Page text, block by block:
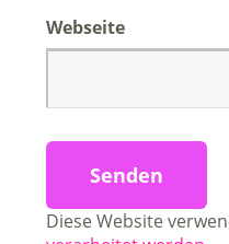
Webseite
Diese Website